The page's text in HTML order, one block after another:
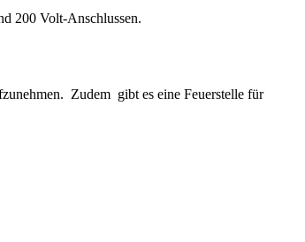
200 Volt-Anschlussen.
Zudem gibt es eine Feuerstelle für